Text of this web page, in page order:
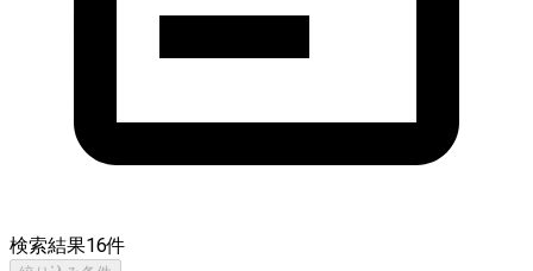
検索結果16件